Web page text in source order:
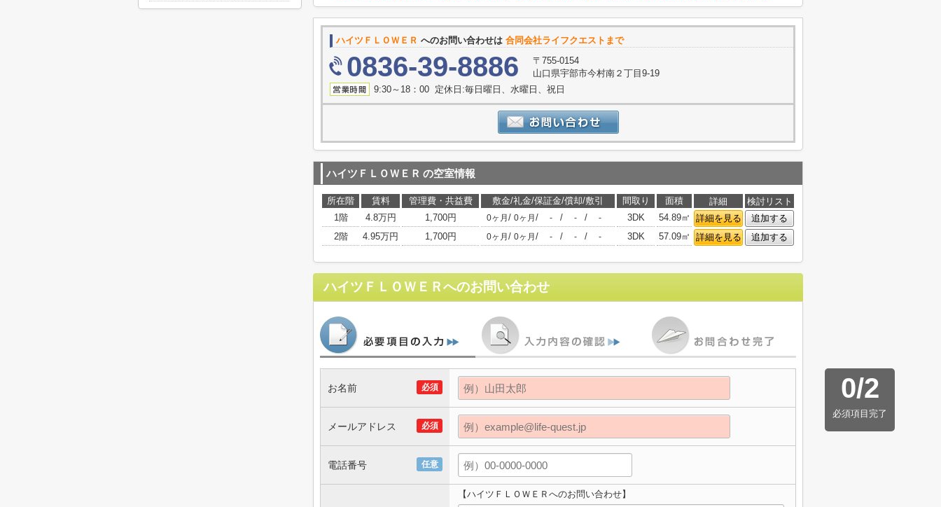
ハイツＦＬＯＷＥＲ へのお問い合わせは 合同会社ライフクエストまで
0836-39-8886
〒755-0154
山口県宇部市今村南２丁目9-19
9:30～18：00 定休日:毎日曜日、水曜日、祝日
ハイツＦＬＯＷＥＲ の空室情報
所在階 賃料 管理費・共益費 敷金/礼金/保証金/償却/敷引 間取り 面積 詳細
検討リスト
1階
4.8万円 1,700円 0ヶ月 / 0ヶ月 / - / - / - 3DK 54.89㎡ 詳細を見る
追加する
2階
4.95万円 1,700円 0ヶ月 / 0ヶ月 / - / - / - 3DK 57.09㎡ 詳細を見る 追加する
ハイツＦＬＯＷＥＲへのお問い合わせ
0/2
必須項目完了
必須
お名前
必須
メールアドレス
任意
電話番号
【ハイツＦＬＯＷＥＲへのお問い合わせ】